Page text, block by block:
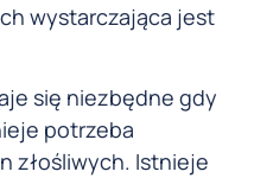
wystarczająca jest
się niezbędne gdy
potrzeba
złośliwych. Istnieje